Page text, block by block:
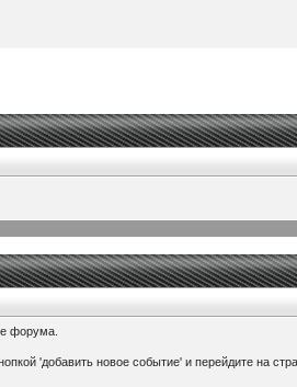
форума.
'добавить новое событие' и перейдите на